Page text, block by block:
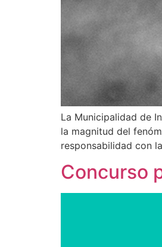
La Municipalidad de
la magnitud del
responsabilidad con
Concurso